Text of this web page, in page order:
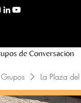
de Conversación
Grupos La Plaza